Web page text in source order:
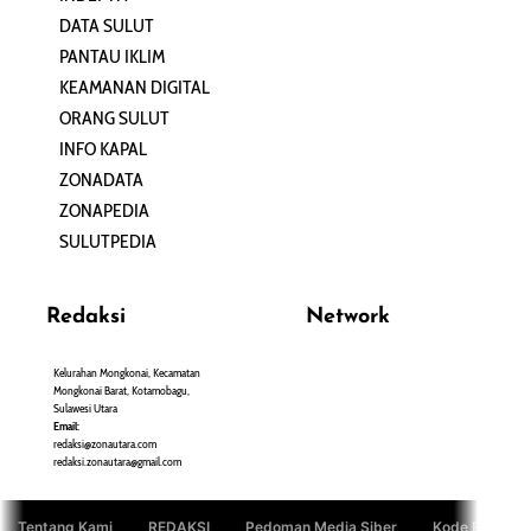
DATA SULUT
PANTAU IKLIM
KEAMANAN DIGITAL
ORANG SULUT
INFO KAPAL
ZONADATA
ZONAPEDIA
SULUTPEDIA
Redaksi
Kelurahan Mongkonai, Kecamatan
Mongkonai Barat, Kotamobagu,
Sulawesi Utara
Email:
redaksi@zonautara.com
redaksi.zonautara@gmail.com
Network
Tentang Kami REDAKSI Pedoman Media Siber Kode Etik